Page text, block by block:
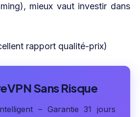
mieux vaut investir dans
rapport qualité-prix)
Sans Risque
– Garantie 31 jours